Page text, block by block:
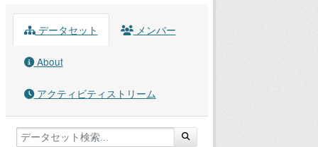
データセット メンバー
About
アクティビティストリーム